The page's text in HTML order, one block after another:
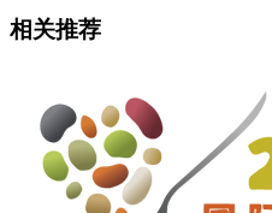
相关推荐